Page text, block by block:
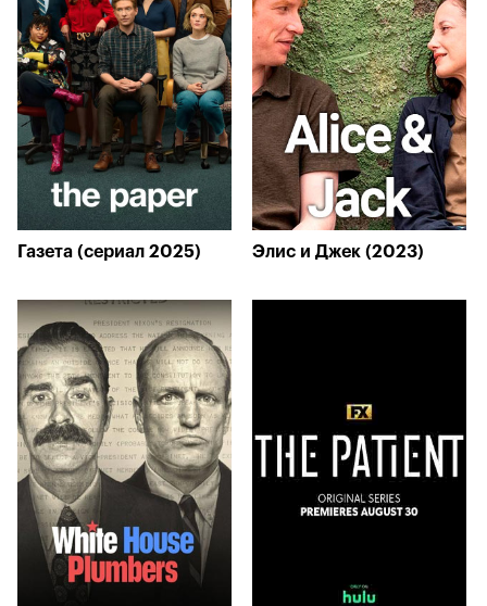
Газета (сериал 2025) Элис и Джек (2023)